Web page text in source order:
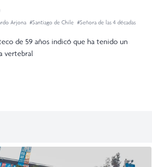
Arjona #Santiago de Chile #Señora de las 4 décadas
de 59 años indicó que ha tenido un
vertebral